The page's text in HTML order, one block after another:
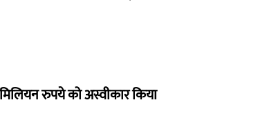
रुपये को अस्वीकार किया